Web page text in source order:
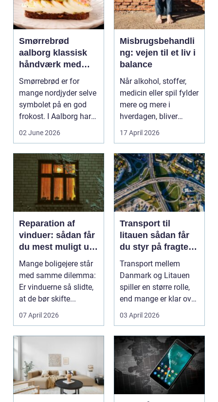
Smørrebrød
aalborg klassisk
håndværk med
moderne twist
Smørrebrød er for
mange nordjyder selve
symbolet på en god
frokost. I Aalborg har
den klassiske spis...
02 June 2026
Misbrugsbehandli
ng: vejen til et liv i
balance
Når alkohol, stoffer,
medicin eller spil fylder
mere og mere i
hverdagen, bliver
grænsen...
17 April 2026
Reparation af
vinduer: sådan får
du mest muligt ud
af dine gamle
vinduer
Mange boligejere står
med samme dilemma:
Er vinduerne så slidte,
at de bør skifte...
07 April 2026
Transport til
litauen sådan får
du styr på fragten
til baltikum
Transport mellem
Danmark og Litauen
spiller en større rolle,
end mange er klar over.
Litauen er et n...
03 April 2026